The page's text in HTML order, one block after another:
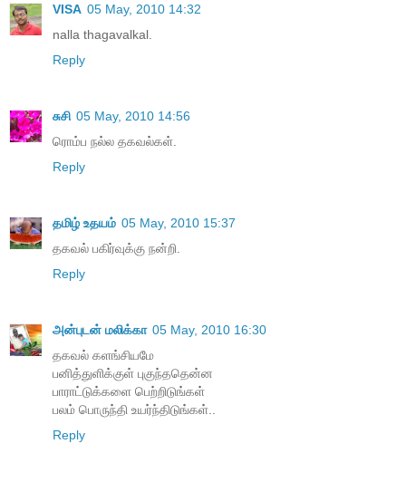
VISA 05 May, 2010 14:32
nalla thagavalkal.
Reply
சுசி 05 May, 2010 14:56
ரொம்ப நல்ல தகவல்கள்.
Reply
தமிழ் உதயம் 05 May, 2010 15:37
தகவல் பகிர்வுக்கு நன்றி.
Reply
அன்புடன் மலிக்கா 05 May, 2010 16:30
தகவல் களங்சியமே
பனித்துளிக்குள் புகுந்ததென்ன
பாராட்டுக்களை பெற்றிடுங்கள்
பலம் பொருந்தி உயர்ந்திடுங்கள்..
Reply